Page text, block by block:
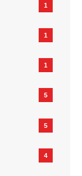
1
1
1
5
5
4